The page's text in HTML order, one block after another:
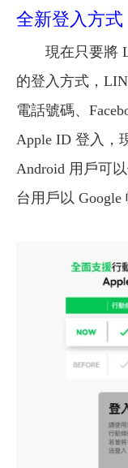
全新登入方式
現在只要將
的登入方式，
電話號碼、
Apple ID 登入，
Android 用戶可
台用戶以 Google